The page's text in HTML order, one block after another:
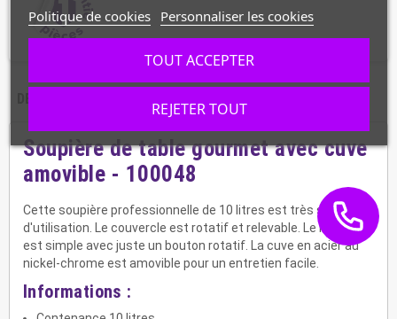
Soupière de table gourmet avec cuve
amovible - 100048
Cette soupière professionnelle de 10 litres est très simple
d'utilisation. Le couvercle est rotatif et relevable. Le réglage
est simple avec juste un bouton rotatif. La cuve en acier au
nickel-chrome est amovible pour un entretien facile.
Informations :
Politique de cookies Personnaliser les cookies
REJETER TOUT
TOUT ACCEPTER